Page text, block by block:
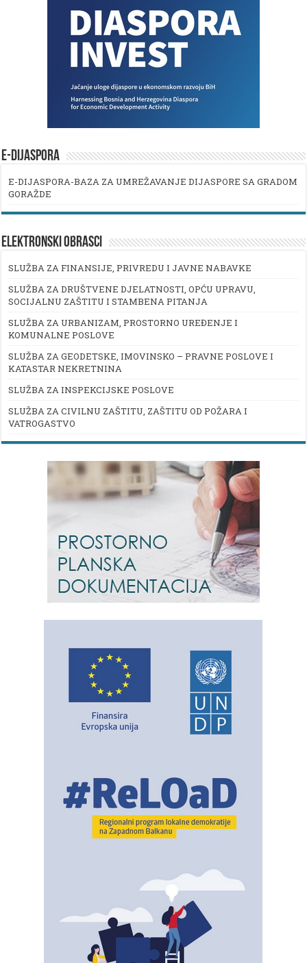
E-DIJASPORA
E-DIJASPORA-BAZA ZA UMREŽAVANJE DIJASPORE SA GRADOM
GORAŽDE
ELEKTRONSKI OBRASCI
SLUŽBA ZA FINANSIJE, PRIVREDU I JAVNE NABAVKE
SLUŽBA ZA DRUŠTVENE DJELATNOSTI, OPĆU UPRAVU,
SOCIJALNU ZAŠTITU I STAMBENA PITANJA
SLUŽBA ZA URBANIZAM, PROSTORNO UREĐENJE I
KOMUNALNE POSLOVE
SLUŽBA ZA GEODETSKE, IMOVINSKO – PRAVNE POSLOVE I
KATASTAR NEKRETNINA
SLUŽBA ZA INSPEKCIJSKE POSLOVE
SLUŽBA ZA CIVILNU ZAŠTITU, ZAŠTITU OD POŽARA I
VATROGASTVO